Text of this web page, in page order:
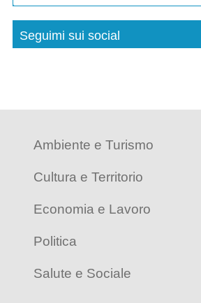
Seguimi sui social
Ambiente e Turismo
Cultura e Territorio
Economia e Lavoro
Politica
Salute e Sociale